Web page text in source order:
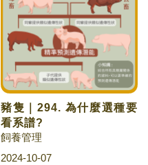
豬隻｜294. 為什麼選種要
看系譜?
飼養管理
2024-10-07